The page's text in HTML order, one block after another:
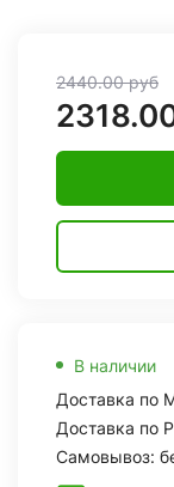
2440.00руб
В наличии
Доставка по
Доставка по
Самовывоз: